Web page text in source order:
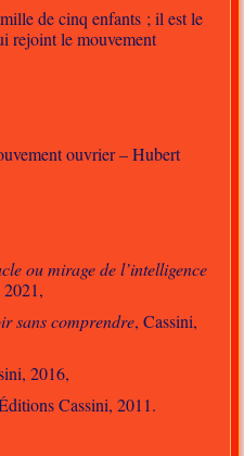
de cinq enfants ; il est le
rejoint le mouvement
ouvrier – Hubert
ou mirage de l’intelligence
sans comprendre, Cassini,
2016,
Cassini, 2011.